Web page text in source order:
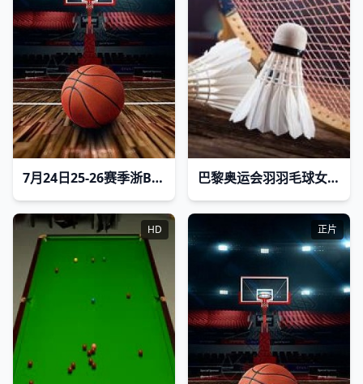
7月24日25-26赛季浙BA 柯桥80VS75嵊州 巴黎奥运会羽羽毛球女子单打小组赛P组 陈雨菲vs米娅
HD 正片